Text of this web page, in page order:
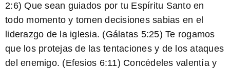
2:6) Que sean guiados por tu Espíritu Santo en
todo momento y tomen decisiones sabias en el
liderazgo de la iglesia. (Gálatas 5:25) Te rogamos
que los protejas de las tentaciones y de los ataques
del enemigo. (Efesios 6:11) Concédeles valentía y